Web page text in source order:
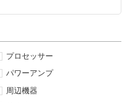
プロセッサー
パワーアンプ
周辺機器